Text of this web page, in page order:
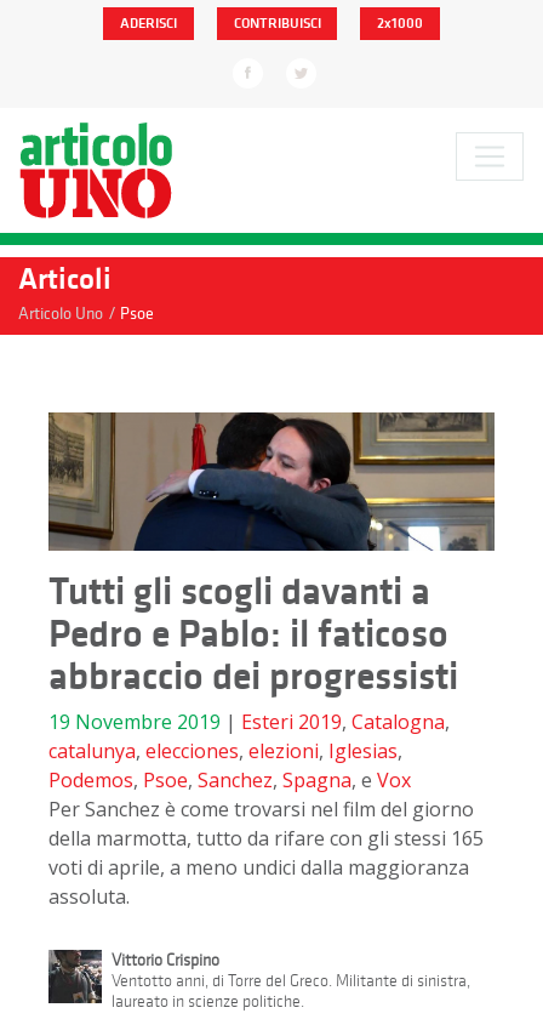
ADERISCI CONTRIBUISCI 2x1000
Articoli
Articolo Uno / Psoe
Tutti gli scogli davanti a
Pedro e Pablo: il faticoso
abbraccio dei progressisti
19 Novembre 2019 | Esteri 2019, Catalogna,
catalunya, elecciones, elezioni, Iglesias,
Podemos, Psoe, Sanchez, Spagna, e Vox
Per Sanchez è come trovarsi nel film del giorno
della marmotta, tutto da rifare con gli stessi 165
voti di aprile, a meno undici dalla maggioranza
assoluta.
Vittorio Crispino
Ventotto anni, di Torre del Greco. Militante di sinistra,
laureato in scienze politiche.